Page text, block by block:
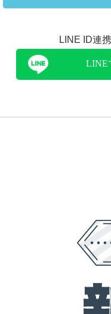
LINE ID連
LINE